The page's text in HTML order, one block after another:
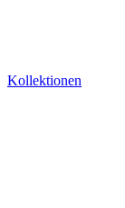
Kollektionen